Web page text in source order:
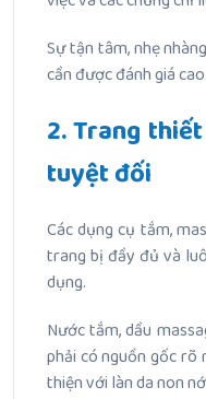
Sự tận tâm, nhẹ
cần được đánh giá cao.
2. Trang
tuyệt đối
Các dụng cụ tắm,
trang bị đầy đủ và
dụng.
Nước tắm, dầu
phải có nguồn gốc rõ
thiện với làn da non